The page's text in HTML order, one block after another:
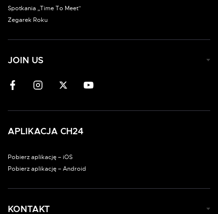
Spotkania „Time To Meet”
Zegarek Roku
JOIN US
APLIKACJA CH24
Pobierz aplikację – iOS
Pobierz aplikację – Android
KONTAKT